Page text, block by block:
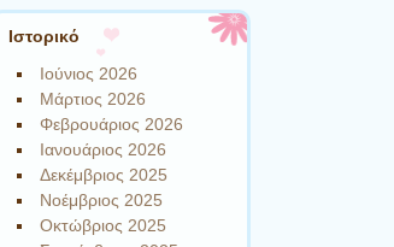
Ιστορικό
Ιούνιος 2026
Μάρτιος 2026
Φεβρουάριος 2026
Ιανουάριος 2026
Δεκέμβριος 2025
Νοέμβριος 2025
Οκτώβριος 2025